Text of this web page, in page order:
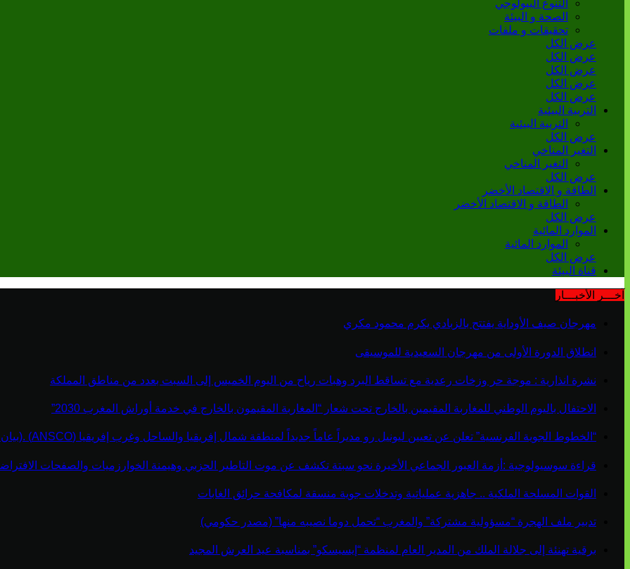
التنوع البيولوجي
الصحة و البيئة
تحقيقات و ملفات
عرض الكل
عرض الكل
عرض الكل
عرض الكل
عرض الكل
التربية البيئية
التربية البيئية
عرض الكل
التغير المناخي
التغير المناخي
عرض الكل
الطاقة و الاقتصاد الأخضر
الطاقة و الاقتصاد الأخضر
عرض الكل
الموارد المائية
الموارد المائية
عرض الكل
قناة البيئة
آخـــر الأخبـــار
مهرجان صيف الأوداية يفتتح بالزبادي يكرم محمود مكري
انطلاق الدورة الأولى من مهرجان السعيدية للموسيقى
نشرة انذارية : موجة حر وزخات رعدية مع تساقط البرد وهبات رياح من اليوم الخميس إلى السبت بعدد من مناطق المملكة
الاحتفال باليوم الوطني للمغاربة المقيمين بالخارج تحت شعار “المغاربة المقيمون بالخارج في خدمة أوراش المغرب 2030”
“الخطوط الجوية الفرنسية” تعلن عن تعيين ليونيل رو مديراً عاماً جديداً لمنطقة شمال إفريقيا والساحل وغرب إفريقيا (ANSCO) .(بيان صحفي )
قراءة سوسيولوجية :أزمة العبور الجماعي الأخيرة نحو سبتة تكشف عن موت التاطير الحزبي وهيمنة الخوارزميات والصفحات
القوات المسلحة الملكية .. جاهزية عملياتية وتدخلات جوية منسقة لمكافحة حرائق الغابات
تدبير ملف الهجرة “مسؤولية مشتركة” والمغرب “تحمل دوما نصيبه منها” (مصدر حكومي)
برقية تهنئة إلى جلالة الملك من المدير العام لمنظمة “إيسيسكو” بمناسبة عيد العرش المجيد